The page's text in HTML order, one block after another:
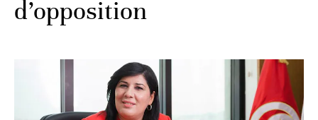
d’opposition